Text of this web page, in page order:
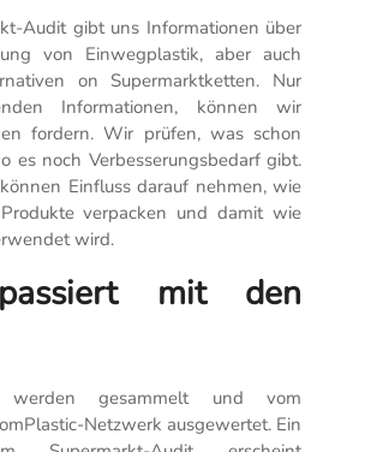
Audit gibt uns Informationen über
von Einwegplastik, aber auch
on Supermarktketten. Nur
Informationen, können wir
fordern. Wir prüfen, was schon
es noch Verbesserungsbedarf gibt.
Einfluss darauf nehmen, wie
verpacken und damit wie
wird.
mit den
gesammelt und vom
Netzwerk ausgewertet. Ein